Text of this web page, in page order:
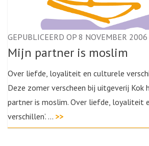
GEPUBLICEERD OP 8 NOVEMBER 2006
Mijn partner is moslim
Over liefde, loyaliteit en culturele
Deze zomer verscheen bij uitgeverij Kok
partner is moslim. Over liefde, loyaliteit
verschillen’. … >>